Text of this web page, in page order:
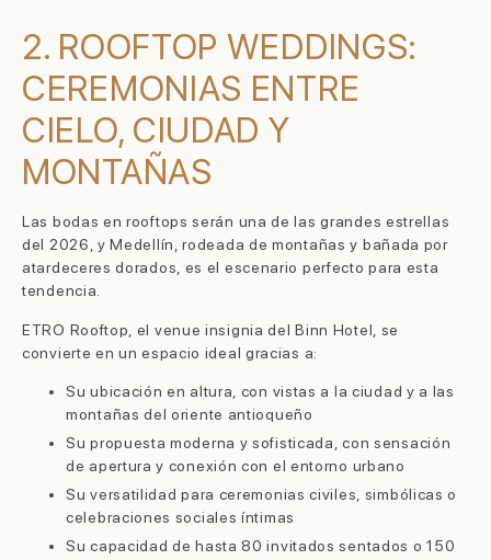
2. ROOFTOP WEDDINGS:
CEREMONIAS ENTRE
CIELO, CIUDAD Y
MONTAÑAS
Las bodas en rooftops serán una de las grandes estrellas
del 2026, y Medellín, rodeada de montañas y bañada por
atardeceres dorados, es el escenario perfecto para esta
tendencia.
ETRO Rooftop, el venue insignia del Binn Hotel, se
convierte en un espacio ideal gracias a:
Su ubicación en altura, con vistas a la ciudad y a las
montañas del oriente antioqueño
Su propuesta moderna y sofisticada, con sensación
de apertura y conexión con el entorno urbano
Su versatilidad para ceremonias civiles, simbólicas o
celebraciones sociales íntimas
Su capacidad de hasta 80 invitados sentados o 150